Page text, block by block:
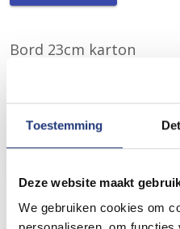
Toestemming
Deze website maakt
We gebruiken cookies om
Bord 23cm karton
Bord rechthoek karton